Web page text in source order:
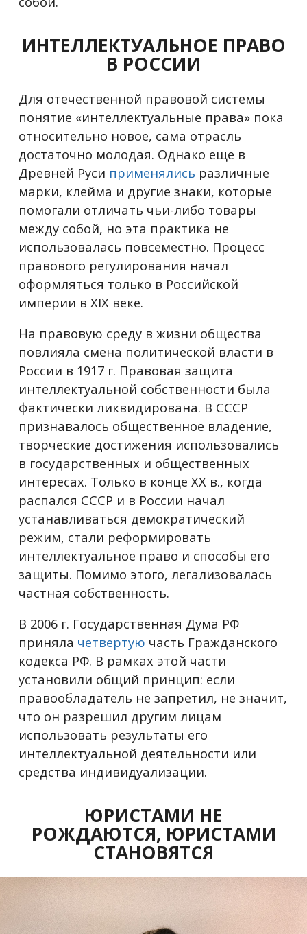
ИНТЕЛЛЕКТУАЛЬНОЕ ПРАВО
В РОССИИ
Для отечественной правовой системы
понятие «интеллектуальные права» пока
относительно новое, сама отрасль
достаточно молодая. Однако еще в
Древней Руси применялись различные
марки, клейма и другие знаки, которые
помогали отличать чьи-либо товары
между собой, но эта практика не
использовалась повсеместно. Процесс
правового регулирования начал
оформляться только в Российской
империи в XIX веке.
На правовую среду в жизни общества
повлияла смена политической власти в
России в 1917 г. Правовая защита
интеллектуальной собственности была
фактически ликвидирована. В СССР
признавалось общественное владение,
творческие достижения использовались
в государственных и общественных
интересах. Только в конце XX в., когда
распался СССР и в России начал
устанавливаться демократический
режим, стали реформировать
интеллектуальное право и способы его
защиты. Помимо этого, легализовалась
частная собственность.
В 2006 г. Государственная Дума РФ
приняла четвертую часть Гражданского
кодекса РФ. В рамках этой части
установили общий принцип: если
правообладатель не запретил, не значит,
что он разрешил другим лицам
использовать результаты его
интеллектуальной деятельности или
средства индивидуализации.
ЮРИСТАМИ НЕ
РОЖДАЮТСЯ, ЮРИСТАМИ
СТАНОВЯТСЯ